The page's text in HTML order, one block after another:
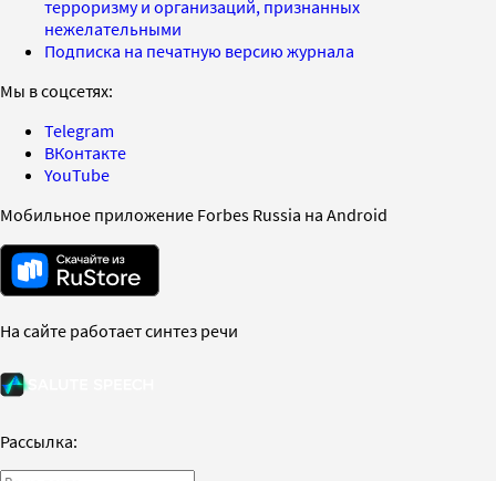
терроризму и организаций, признанных
нежелательными
Подписка на печатную версию журнала
Мы в соцсетях:
Telegram
ВКонтакте
YouTube
Мобильное приложение Forbes Russia на Android
На сайте работает синтез речи
Рассылка: